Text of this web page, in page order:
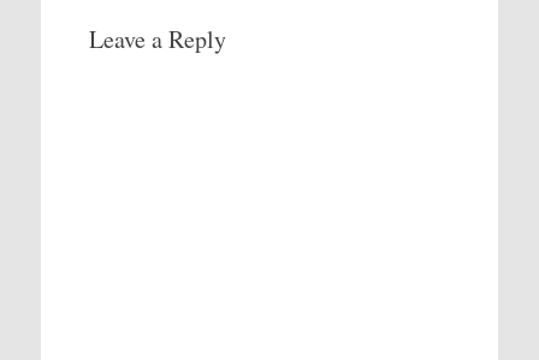
Leave a Reply